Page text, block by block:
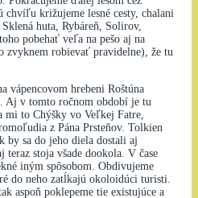
chvíľu križujeme lesné cesty, chalani
huta, Rybáreň, Solirov,
pobehať veľa na pešo aj na
robievať pravidelne), že tu
vápencovom hrebeni Roštúna
Aj v tomto ročnom období je tu
mi to Chýšky vo Veľkej Fatre,
z Pána Prsteňov. Tolkien
by sa do jeho diela dostali aj
teraz stoja všade dookola. V čase
iným spôsobom. Obdivujeme
do neho zatĺkajú okoloidúci turisti.
aspoň poklepeme tie existujúce a